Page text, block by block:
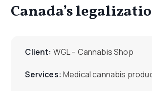
Canada’s
Client: WGL – Cannabis Shop
Services: Medical cannabis